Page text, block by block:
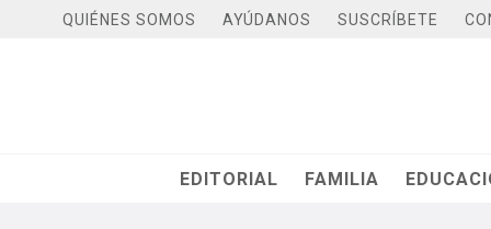
QUIÉNES SOMOS AYÚDANOS SUSCRÍBETE
EDITORIAL FAMILIA